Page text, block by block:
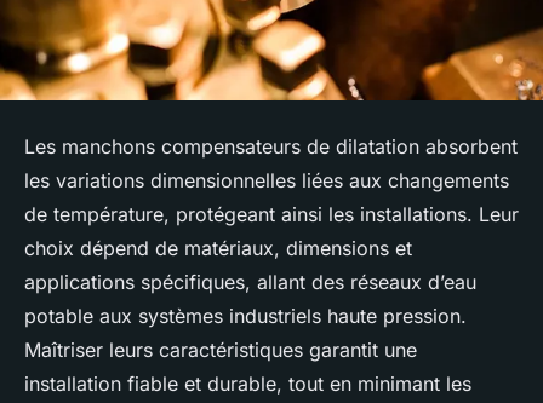
Les manchons compensateurs de dilatation absorbent
les variations dimensionnelles liées aux changements
de température, protégeant ainsi les installations. Leur
choix dépend de matériaux, dimensions et
applications spécifiques, allant des réseaux d’eau
potable aux systèmes industriels haute pression.
Maîtriser leurs caractéristiques garantit une
installation fiable et durable, tout en minimant les